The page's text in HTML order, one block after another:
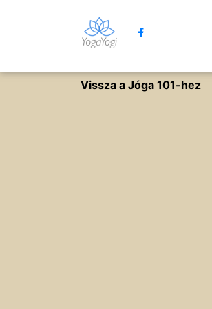
Vissza a Jóga 101-hez